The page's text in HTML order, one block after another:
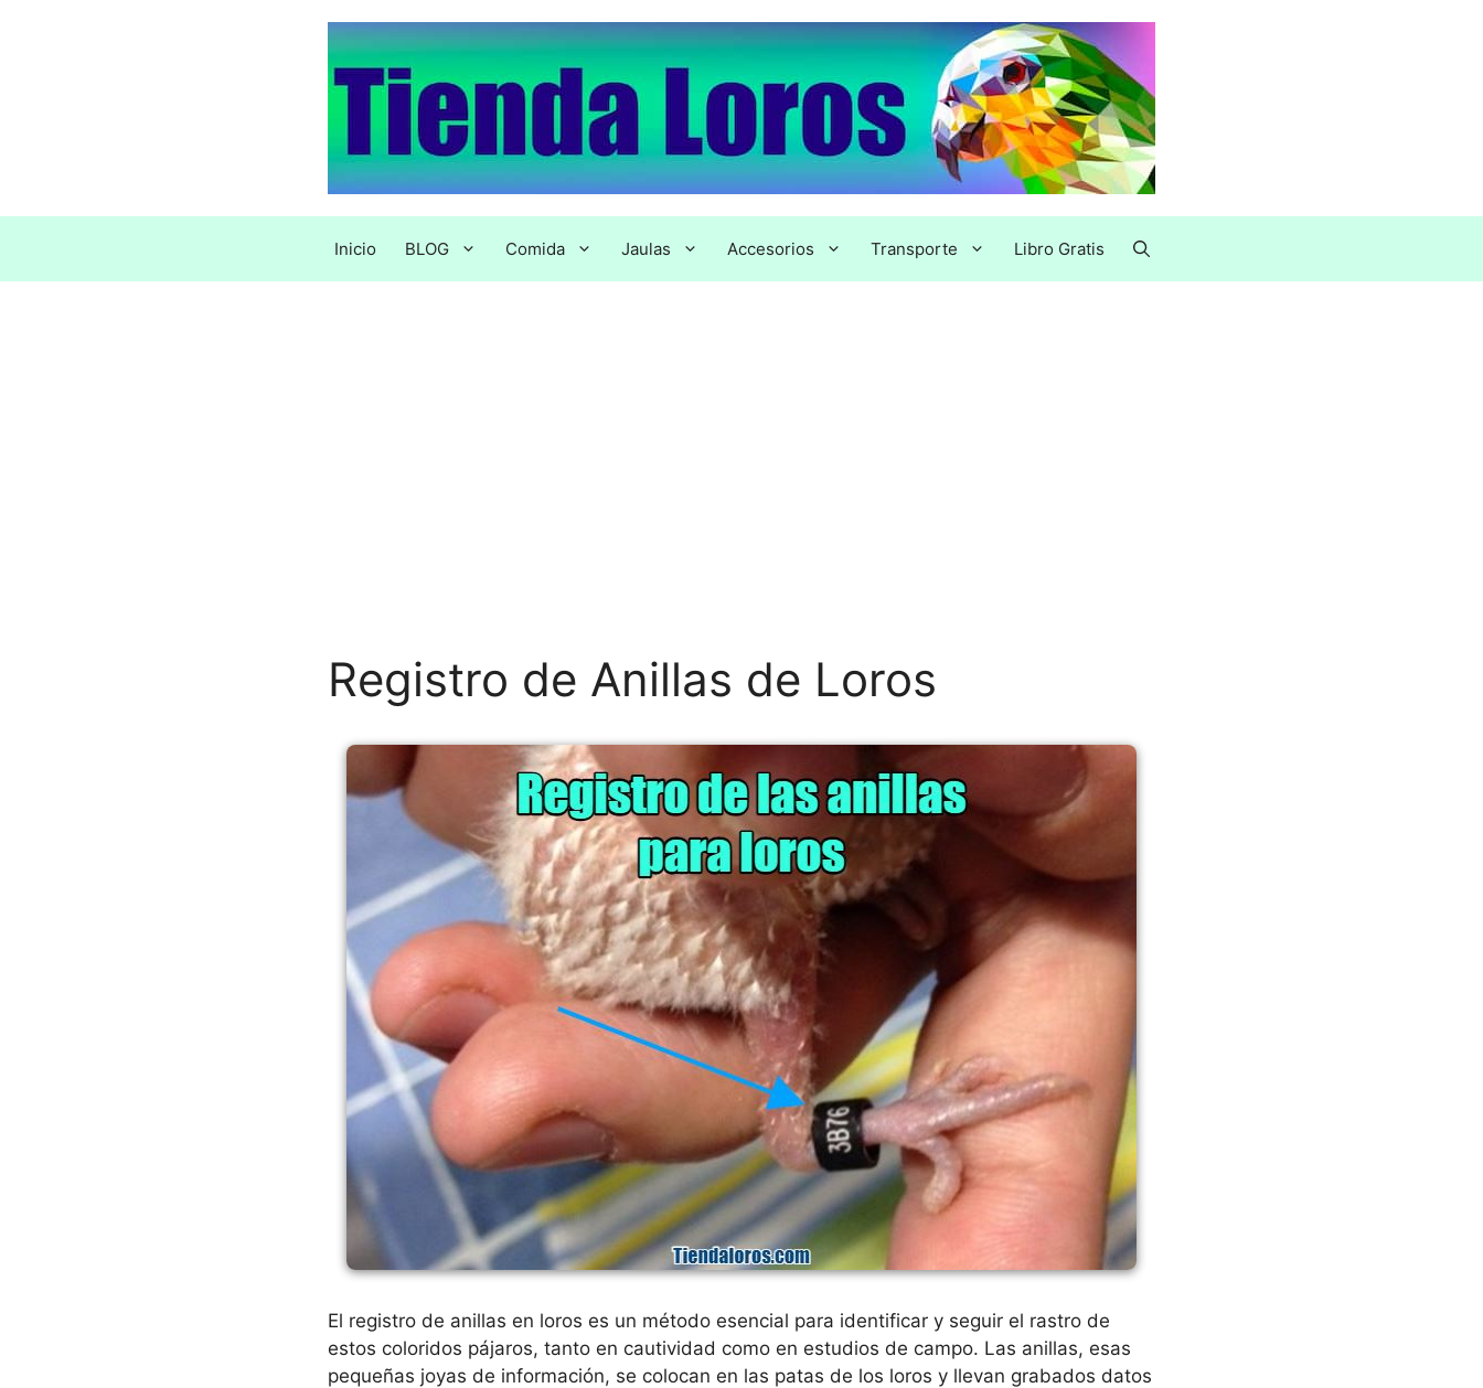
Inicio BLOG Comida Jaulas Accesorios Transporte Libro Gratis
Registro de Anillas de Loros
El registro de anillas en loros es un método esencial para identificar y seguir el rastro de
estos coloridos pájaros, tanto en cautividad como en estudios de campo. Las anillas, esas
pequeñas joyas de información, se colocan en las patas de los loros y llevan grabados datos